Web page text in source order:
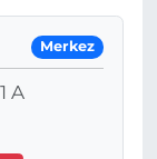
Merkez
A